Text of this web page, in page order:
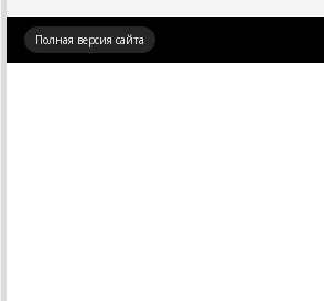
Полная версия сайта